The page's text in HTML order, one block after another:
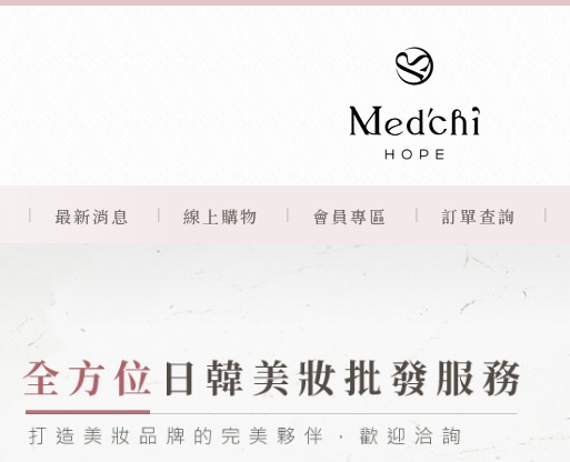
最新消息 線上購物 會員專區 訂單查詢